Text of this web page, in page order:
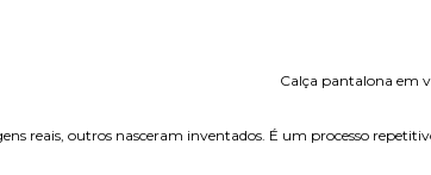
Calça pantalona em
reais, outros nasceram inventados. É um processo